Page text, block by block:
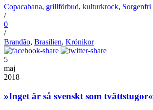
Copacabana, grillförbud, kulturkrock, Sorgenfri
/
0
/
Brandão, Brasilien, Krönikor
5
maj
2018
»Inget är så svenskt som tvättstugor«